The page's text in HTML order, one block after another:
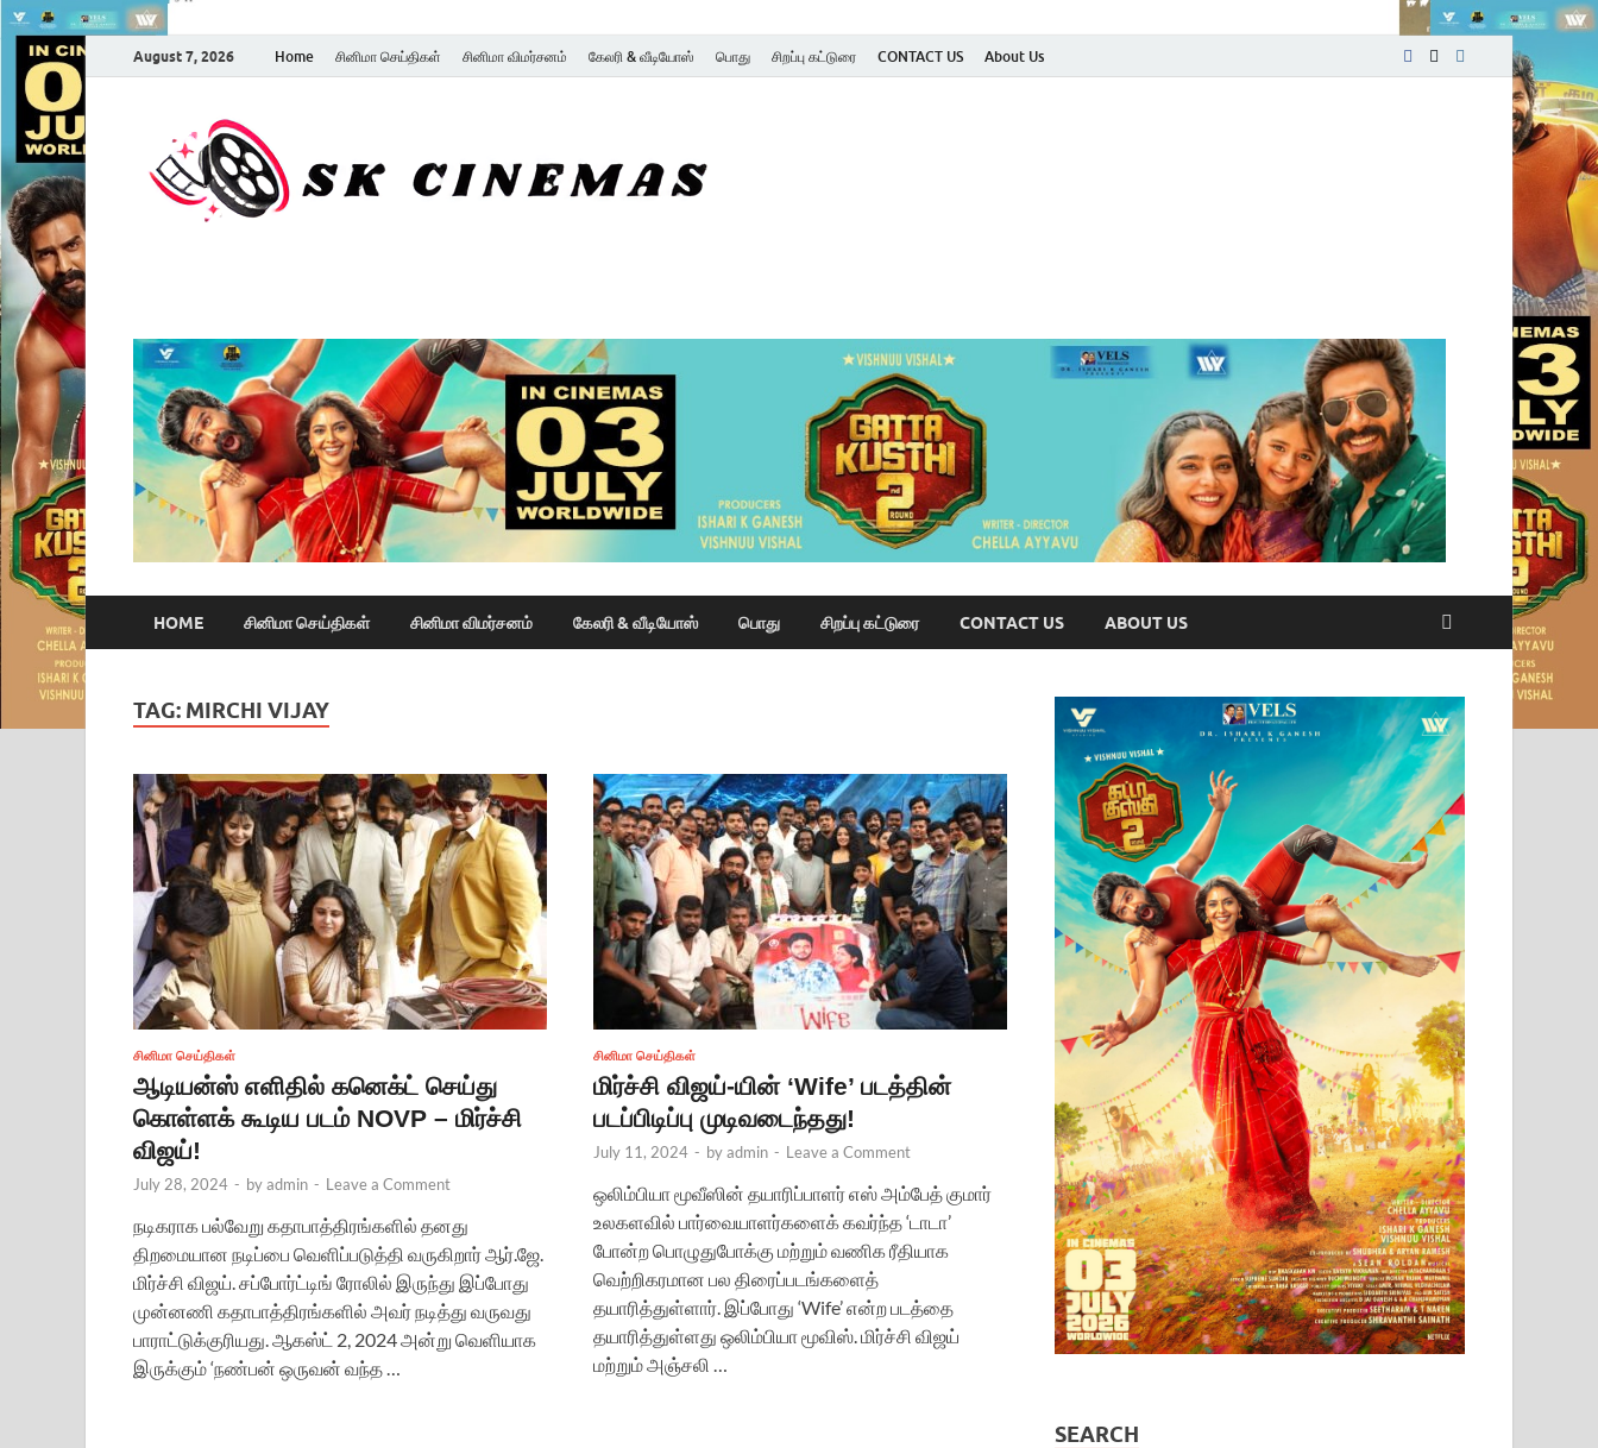
August 7, 2026 Home சினிமா செய்திகள் சினிமா விமர்சனம் கேலரி & வீடியோஸ் பொது சிறப்பு கட்டுரை CONTACT US About Us
HOME சினிமா செய்திகள் சினிமா விமர்சனம் கேலரி & வீடியோஸ் பொது சிறப்பு கட்டுரை CONTACT US ABOUT US
TAG: MIRCHI VIJAY
சினிமா செய்திகள்
ஆடியன்ஸ் எளிதில் கனெக்ட் செய்து
கொள்ளக் கூடிய படம் NOVP – மிர்ச்சி
விஜய்!
July 28, 2024 - byadmin - Leave a Comment
நடிகராக பல்வேறு கதாபாத்திரங்களில் தனது
திறமையான நடிப்பை வெளிப்படுத்தி வருகிறார் ஆர்.ஜே.
மிர்ச்சி விஜய். சப்போர்ட்டிங் ரோலில் இருந்து இப்போது
முன்னணி கதாபாத்திரங்களில் அவர் நடித்து வருவது
பாராட்டுக்குரியது. ஆகஸ்ட் 2, 2024 அன்று வெளியாக
இருக்கும் ‘நண்பன் ஒருவன் வந்த …
சினிமா செய்திகள்
மிர்ச்சி விஜய்-யின் ‘Wife’ படத்தின்
படப்பிடிப்பு முடிவடைந்தது!
July 11, 2024 - byadmin - Leave a Comment
ஒலிம்பியா மூவீஸின் தயாரிப்பாளர் எஸ் அம்பேத் குமார்
உலகளவில் பார்வையாளர்களைக் கவர்ந்த ‘டாடா’
போன்ற பொழுதுபோக்கு மற்றும் வணிக ரீதியாக
வெற்றிகரமான பல திரைப்படங்களைத்
தயாரித்துள்ளார். இப்போது ‘Wife’ என்ற படத்தை
தயாரித்துள்ளது ஒலிம்பியா மூவிஸ். மிர்ச்சி விஜய்
மற்றும் அஞ்சலி …
SEARCH